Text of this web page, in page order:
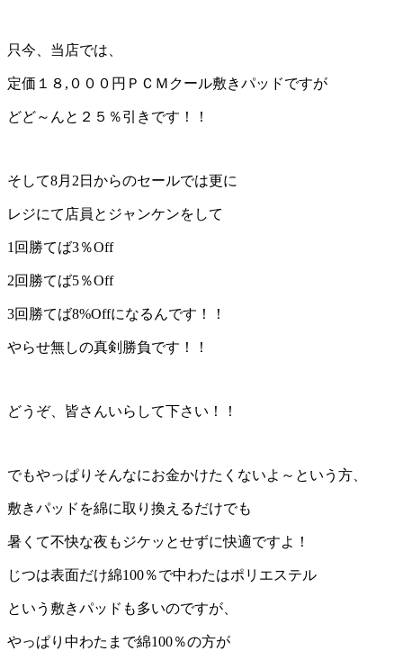
只今、当店では、
定価１８,０００円ＰＣＭクール敷きパッドですが
どど～んと２５％引きです！！
そして8月2日からのセールでは更に
レジにて店員とジャンケンをして
1回勝てば3％Off
2回勝てば5％Off
3回勝てば8%Offになるんです！！
やらせ無しの真剣勝負です！！
どうぞ、皆さんいらして下さい！！
でもやっぱりそんなにお金かけたくないよ～という方、
敷きパッドを綿に取り換えるだけでも
暑くて不快な夜もジケッとせずに快適ですよ！
じつは表面だけ綿100％で中わたはポリエステル
という敷きパッドも多いのですが、
やっぱり中わたまで綿100％の方が